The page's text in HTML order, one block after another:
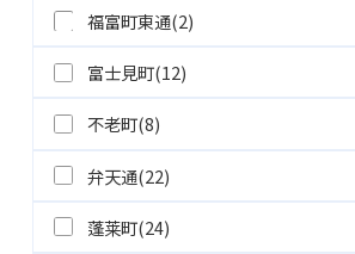
福富町東通(2)
富士見町(12)
不老町(8)
弁天通(22)
蓬莱町(24)